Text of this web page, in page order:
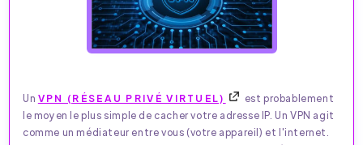
Un VPN (RÉSEAU PRIVÉ VIRTUEL)
est probablement
le moyen le plus simple de cacher votre adresse IP. Un VPN agit
comme un médiateur entre vous (votre appareil) et l'internet.